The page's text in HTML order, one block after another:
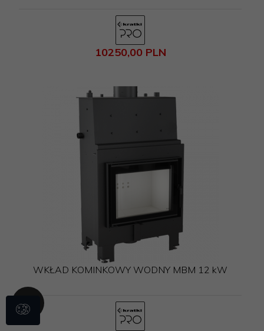
10250,00 PLN
WKŁAD KOMINKOWY WODNY MBM 12 kW